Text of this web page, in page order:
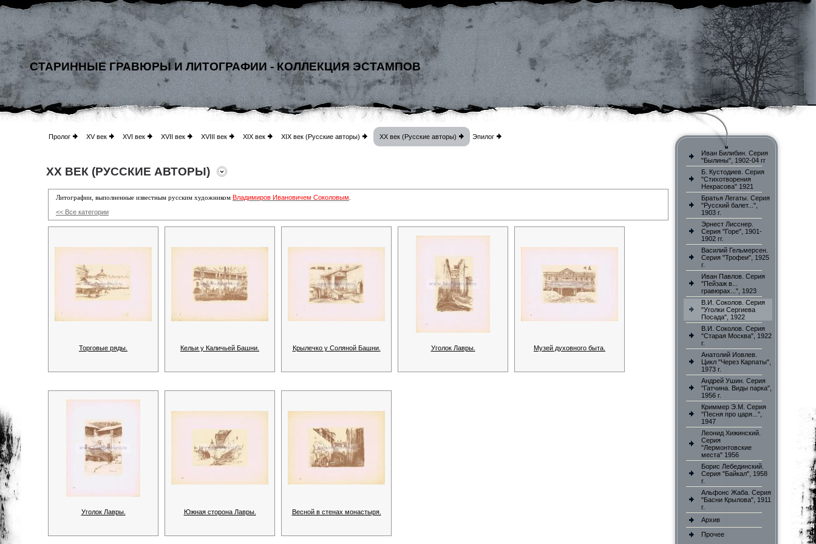
СТАРИННЫЕ ГРАВЮРЫ И ЛИТОГРАФИИ - КОЛЛЕКЦИЯ ЭСТАМПОВ
Пролог XV век XVI век XVII век XVIII век XIX век XIX век (Русские авторы) XX век (Русские авторы) Эпилог
XX ВЕК (РУССКИЕ АВТОРЫ)
Литографии, выполненные известным русским художником Владимиров Ивановичем Соколовым
<< Все категории
Торговые ряды. Кельи у Каличьей Башни. Крылечко у Соляной Башни. Уголок Лавры. Музей духовного быта.
Уголок Лавры. Южная сторона Лавры. Весной в стенах монастыря.
Иван Билибин. Серия
"Былины", 1902-04 гг
Б. Кустодиев. Серия
"Стихотворения
Некрасова" 1921
Братья Легаты. Серия
"Русский балет...",
1903 г.
Эрнест Лисснер.
Серия "Горе", 1901-
1902 гг.
Василий Гельмерсен.
Серия "Трофеи", 1925
г.
Иван Павлов. Серия
"Пейзаж в...
гравюрах...", 1923
В.И. Соколов. Серия
"Уголки Сергиева
Посада", 1922
В.И. Соколов. Серия
"Старая Москва", 1922
г.
Анатолий Иовлев.
Цикл "Через Карпаты",
1973 г.
Андрей Ушин. Серия
"Гатчина. Виды парка",
1956 г.
Криммер Э.М. Серия
"Песня про царя...",
1947
Леонид Хижинский.
Серия
"Лермонтовские
места" 1956
Борис Лебединский.
Серия "Байкал", 1958
г.
Альфонс Жаба. Серия
"Басни Крылова", 1911
г.
Архив
Прочее